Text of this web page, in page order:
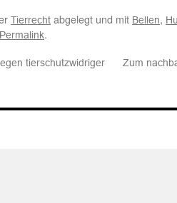
Tierrecht abgelegt und mit Bellen,
Permalink.
tierschutzwidriger
Zum